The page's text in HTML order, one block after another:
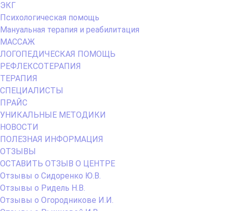
ЭКГ
Психологическая помощь
Мануальная терапия и реабилитация
МАССАЖ
ЛОГОПЕДИЧЕСКАЯ ПОМОЩЬ
РЕФЛЕКСОТЕРАПИЯ
ТЕРАПИЯ
СПЕЦИАЛИСТЫ
ПРАЙС
УНИКАЛЬНЫЕ МЕТОДИКИ
НОВОСТИ
ПОЛЕЗНАЯ ИНФОРМАЦИЯ
ОТЗЫВЫ
ОСТАВИТЬ ОТЗЫВ О ЦЕНТРЕ
Отзывы о Сидоренко Ю.В.
Отзывы о Ридель Н.В.
Отзывы о Огородникове И.И.